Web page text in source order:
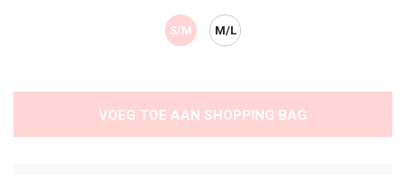
S/M M/L
VOEG TOE AAN SHOPPING BAG